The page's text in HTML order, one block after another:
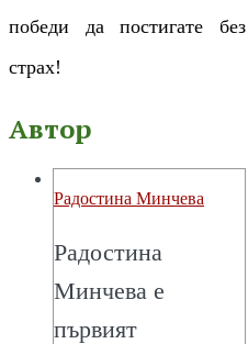
победи да постигате без
страх!
Автор
Радостина Минчева
Радостина
Минчева е
първият